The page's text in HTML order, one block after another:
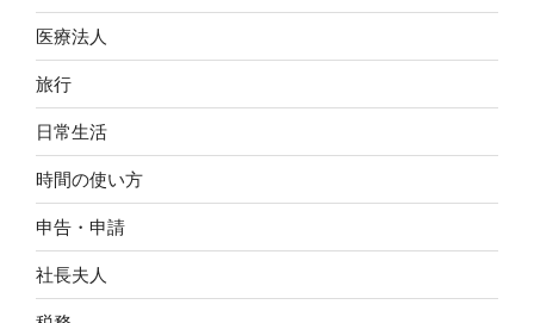
医療法人
旅行
日常生活
時間の使い方
申告・申請
社長夫人